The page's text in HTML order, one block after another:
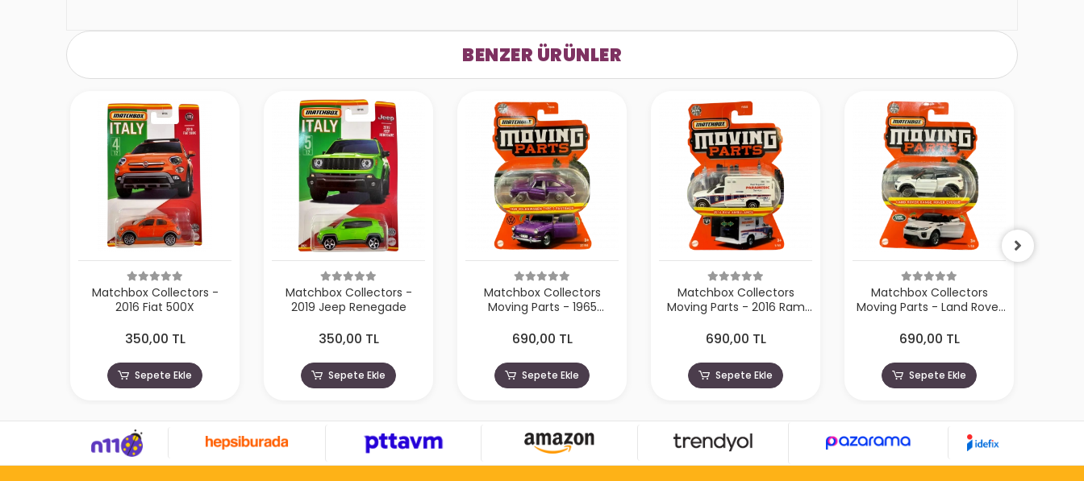
BENZER ÜRÜNLER
Matchbox Collectors -
2016 Fiat 500X
350,00 TL
Sepete Ekle
Matchbox Collectors -
2019 Jeep Renegade
350,00 TL
Sepete Ekle
Matchbox Collectors
Moving Parts - 1965
Fastback
690,00 TL
Sepete Ekle
Matchbox Collectors
Moving Parts - 2016 Ram
690,00 TL
Sepete Ekle
Matchbox Collectors
Moving Parts - Land Rover
690,00 TL
Sepete Ekle